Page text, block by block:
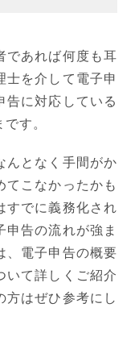
であれば何度も耳
士を介して電子申
告に対応している
す。
んとなく手間がか
てこなかったかも
すでに義務化され
申告の流れが強ま
、電子申告の概要
いて詳しくご紹介
方はぜひ参考にし